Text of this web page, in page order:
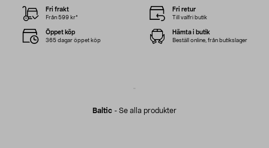
Baltic - Se alla produkter
Fri frakt
Från 599 kr*
Fri retur
Till valfri butik
Öppet köp
365 dagar öppet köp
Hämta i butik
Beställ online, från butikslager